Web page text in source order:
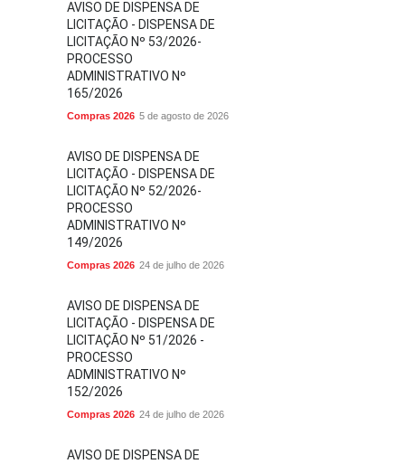
AVISO DE DISPENSA DE
LICITAÇÃO - DISPENSA DE
LICITAÇÃO Nº 53/2026-
PROCESSO
ADMINISTRATIVO Nº
165/2026
Compras 2026 5 de agosto de 2026
AVISO DE DISPENSA DE
LICITAÇÃO - DISPENSA DE
LICITAÇÃO Nº 52/2026-
PROCESSO
ADMINISTRATIVO Nº
149/2026
Compras 2026 24 de julho de 2026
AVISO DE DISPENSA DE
LICITAÇÃO - DISPENSA DE
LICITAÇÃO Nº 51/2026 -
PROCESSO
ADMINISTRATIVO Nº
152/2026
Compras 2026 24 de julho de 2026
AVISO DE DISPENSA DE